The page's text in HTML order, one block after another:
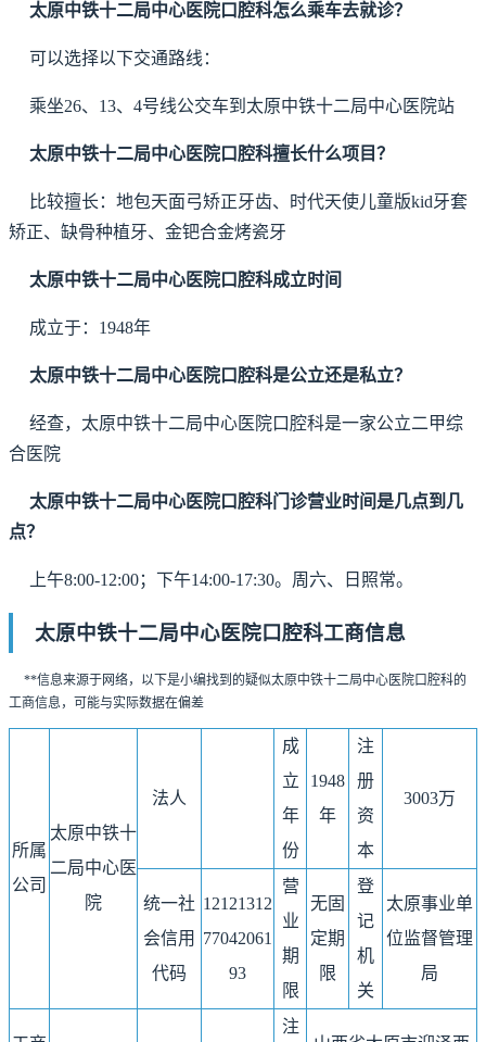
太原中铁十二局中心医院口腔科怎么乘车去就诊？
可以选择以下交通路线：
乘坐26、13、4号线公交车到太原中铁十二局中心医院站
太原中铁十二局中心医院口腔科擅长什么项目？
比较擅长：地包天面弓矫正牙齿、时代天使儿童版kid牙套
矫正、缺骨种植牙、金钯合金烤瓷牙
太原中铁十二局中心医院口腔科成立时间
成立于：1948年
太原中铁十二局中心医院口腔科是公立还是私立？
经查，太原中铁十二局中心医院口腔科是一家公立二甲综
合医院
太原中铁十二局中心医院口腔科门诊营业时间是几点到几
点？
上午8:00-12:00；下午14:00-17:30。周六、日照常。
太原中铁十二局中心医院口腔科工商信息
**信息来源于网络，以下是小编找到的疑似太原中铁十二局中心医院口腔科的
工商信息，可能与实际数据在偏差
所属
公司
太原中铁十
二局中心医
院
法人
成
立
年
份
1948
年
注
册
资
本
3003万
统一社
会信用
代码
12121312
77042061
93
营
业
期
限
无固
定期
限
登
记
机
关
太原事业单
位监督管理
局
注